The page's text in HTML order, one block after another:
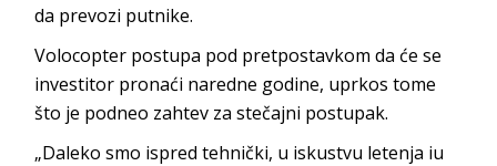
da prevozi putnike.
Volocopter postupa pod pretpostavkom da će se
investitor pronaći naredne godine, uprkos tome
što je podneo zahtev za stečajni postupak.
„Daleko smo ispred tehnički, u iskustvu letenja iu